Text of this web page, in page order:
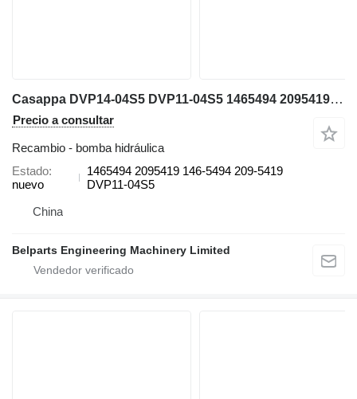
Casappa DVP14-04S5 DVP11-04S5 1465494 2095419 146-5494 209-5419 bomba hidráulica para Caterpillar 302.5 302.5C E302.5 miniexcavadora
Precio a consultar
Recambio - bomba hidráulica
Estado
nuevo
1465494 2095419 146-5494 209-5419
DVP11-04S5
China
Belparts Engineering Machinery Limited